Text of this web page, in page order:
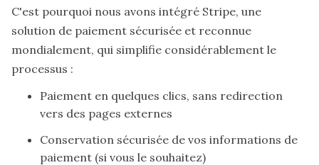
C'est pourquoi nous avons intégré Stripe, une
solution de paiement sécurisée et reconnue
mondialement, qui simplifie considérablement le
processus :
Paiement en quelques clics, sans redirection
vers des pages externes
Conservation sécurisée de vos informations de
paiement (si vous le souhaitez)